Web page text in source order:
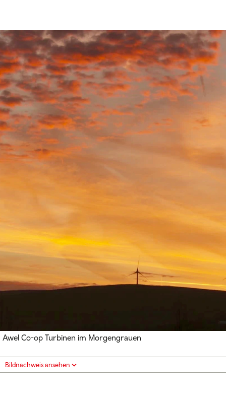
Awel Co-op Turbinen im Morgengrauen
Bildnachweis ansehen